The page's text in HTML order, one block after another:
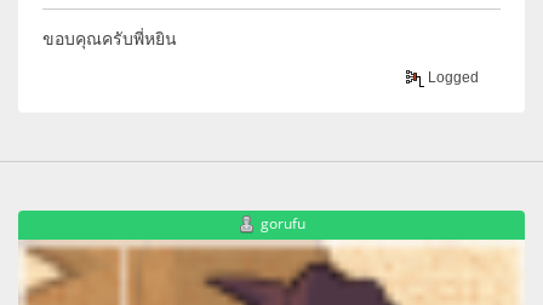
ขอบคุณครับพี่หยิน
Logged
gorufu